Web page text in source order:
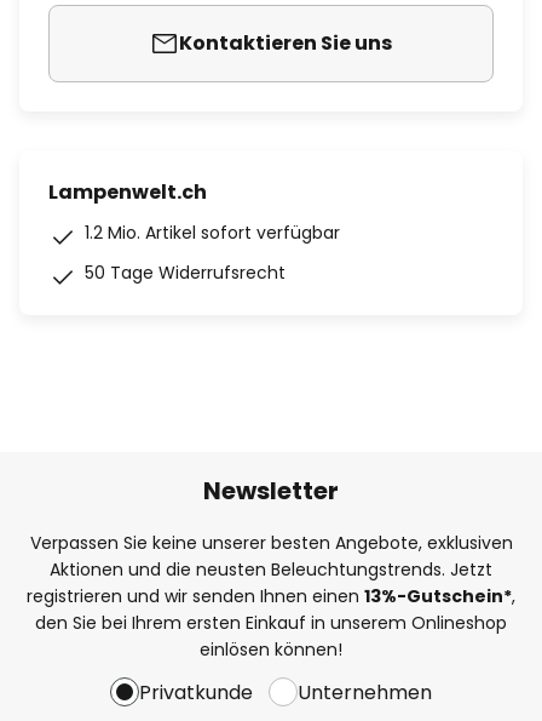
Kontaktieren Sie uns
Lampenwelt.ch
1.2 Mio. Artikel sofort verfügbar
50 Tage Widerrufsrecht
Newsletter
Verpassen Sie keine unserer besten Angebote, exklusiven
Aktionen und die neusten Beleuchtungstrends. Jetzt
registrieren und wir senden Ihnen einen 13%-Gutschein*,
den Sie bei Ihrem ersten Einkauf in unserem Onlineshop
einlösen können!
Privatkunde Unternehmen